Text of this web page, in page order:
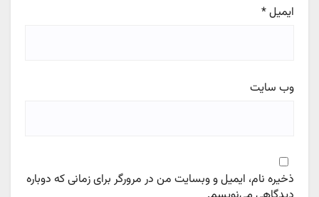
ایمیل*
وب‌ سایت
ذخیره نام، ایمیل و وبسایت من در مرورگر برای زمانی که دوباره